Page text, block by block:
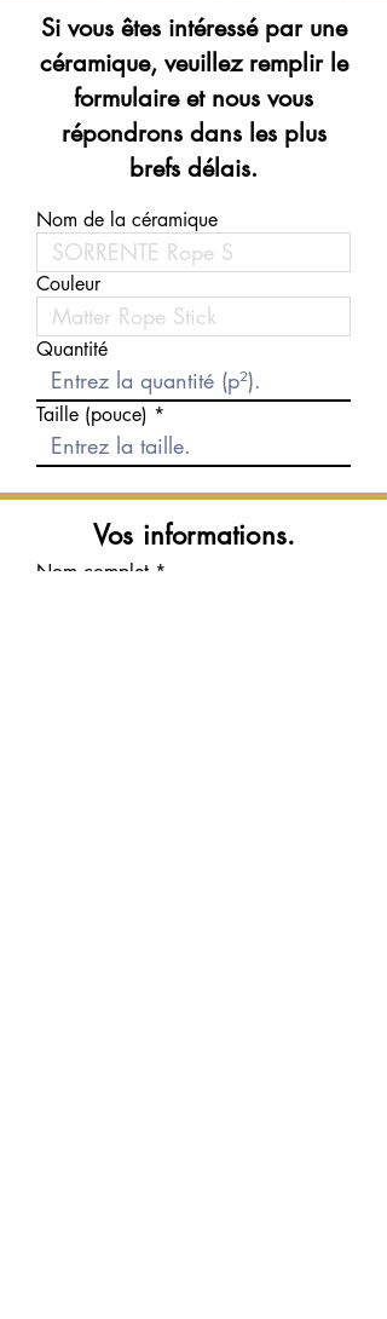
Si vous êtes intéressé par une
céramique, veuillez remplir le
formulaire et nous vous
répondrons dans les plus
brefs délais.
Nom de la céramique
Couleur
Quantité
Taille (pouce)
Vos informations.
Nom complet